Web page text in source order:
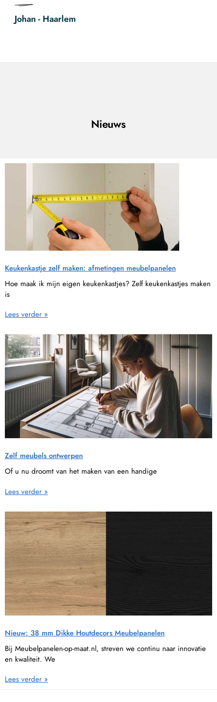
Johan - Haarlem
Nieuws
Keukenkastje zelf maken: afmetingen meubelpanelen
Hoe maak ik mijn eigen keukenkastjes? Zelf keukenkastjes maken
is
Lees verder »
Zelf meubels ontwerpen
Of u nu droomt van het maken van een handige
Lees verder »
Nieuw: 38 mm Dikke Houtdecors Meubelpanelen
Bij Meubelpanelen-op-maat.nl, streven we continu naar innovatie
en kwaliteit. We
Lees verder »